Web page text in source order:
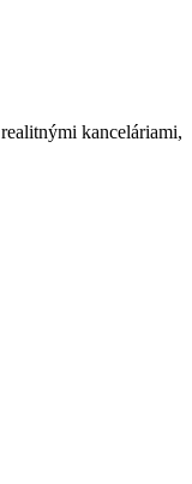
kanceláriami,